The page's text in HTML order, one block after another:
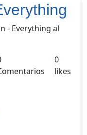
- Everything al
0
likes